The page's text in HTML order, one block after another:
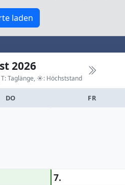
laden
2026
Taglänge, ☀: Höchststand
DO FR
7.